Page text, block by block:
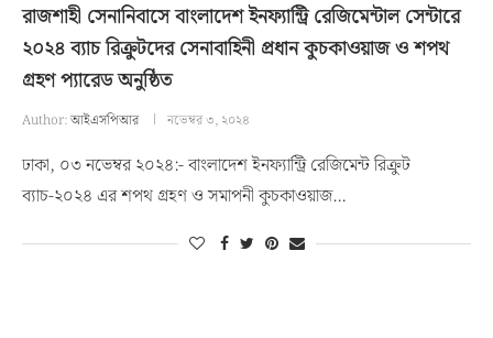
রাজশাহী সেনানিবাসে বাংলাদেশ ইনফ্যান্ট্রি রেজিমেন্টাল সেন্টারে
২০২৪ ব্যাচ রিক্রুটদের সেনাবাহিনী প্রধান কুচকাওয়াজ ও শপথ
গ্রহণ প্যারেড অনুষ্ঠিত
Author:আইএসপিআর নভেম্বর ৩, ২০২৪
ঢাকা, ০৩ নভেম্বর ২০২৪:- বাংলাদেশ ইনফ্যান্ট্রি রেজিমেন্ট রিক্রুট
ব্যাচ-২০২৪ এর শপথ গ্রহণ ও সমাপনী কুচকাওয়াজ…